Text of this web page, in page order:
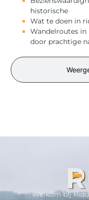
historische
Wat te doen in
Wandelroutes
door prachtige
Welkom bij